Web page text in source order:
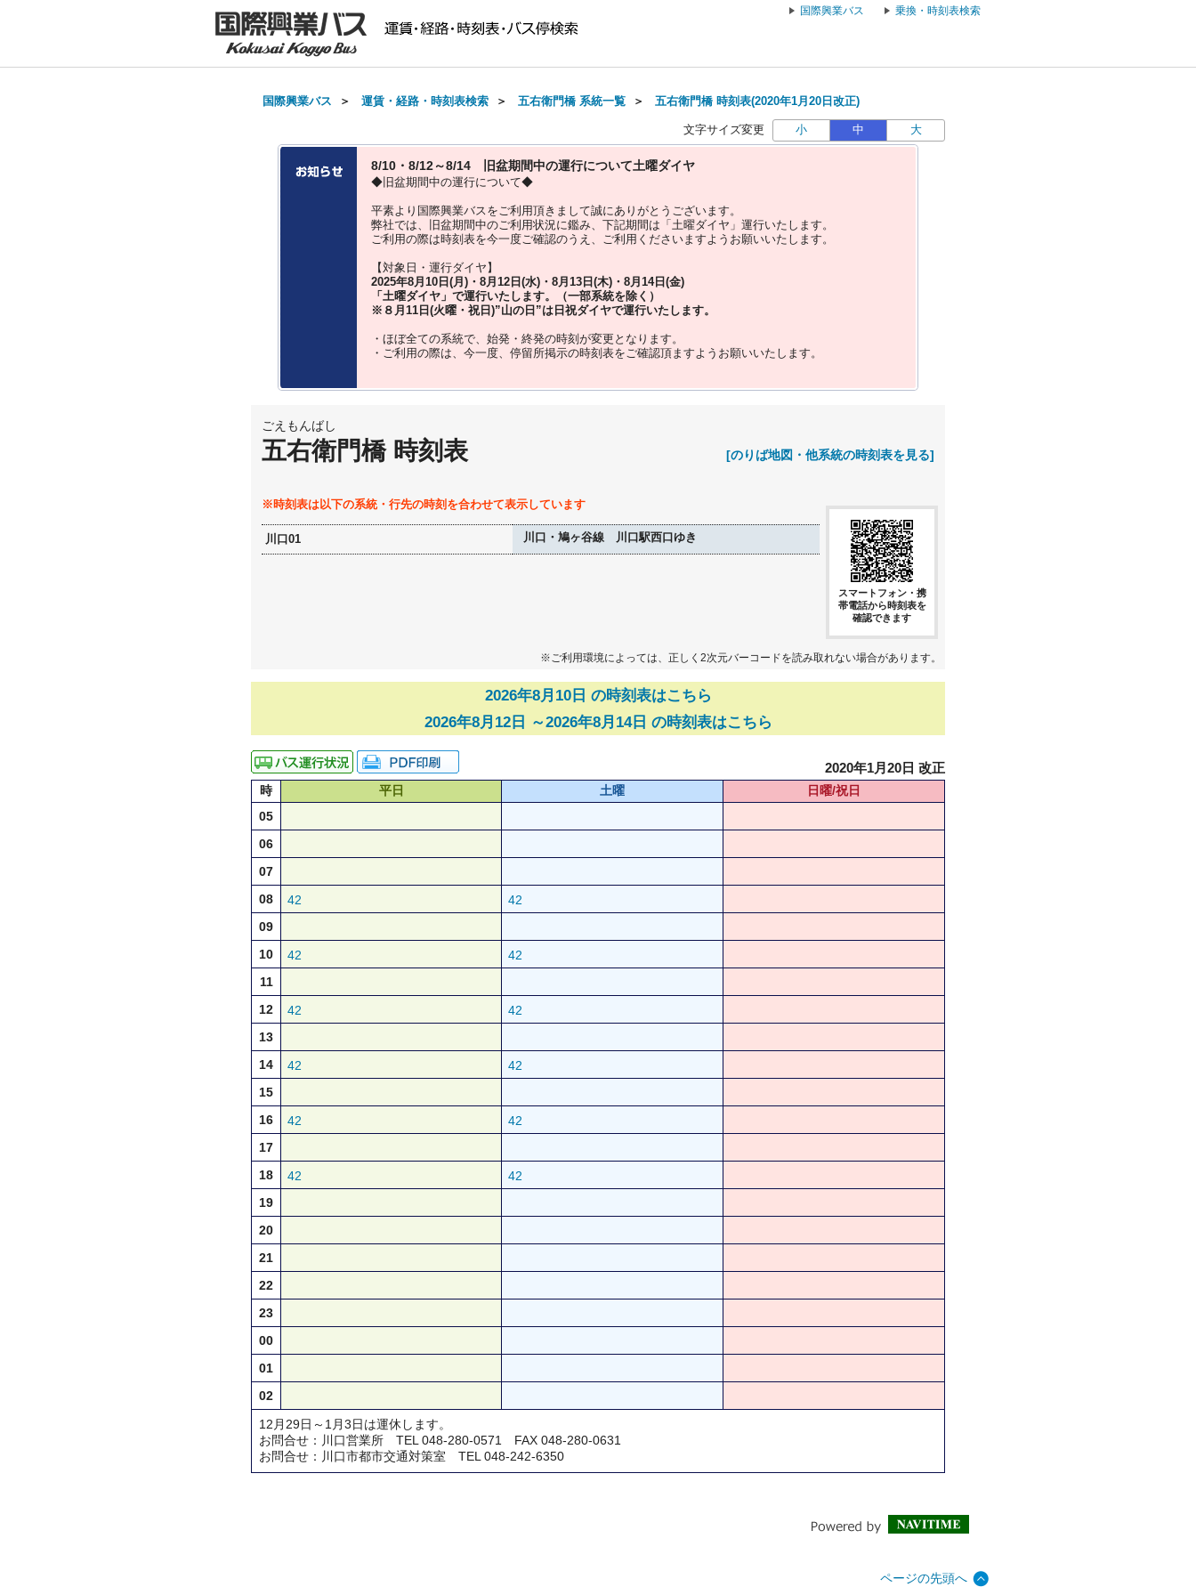
国際興業バス 乗換・時刻表検索
国際興業バス ＞ 運賃・経路・時刻表検索 ＞ 五右衛門橋 系統一覧 ＞ 五右衛門橋 時刻表(2020年1月20日改正)
文字サイズ変更 小 中 大
8/10・8/12～8/14 旧盆期間中の運行について土曜ダイヤ
◆旧盆期間中の運行について◆
平素より国際興業バスをご利用頂きまして誠にありがとうございます。
弊社では、旧盆期間中のご利用状況に鑑み、下記期間は「土曜ダイヤ」運行いたします。
ご利用の際は時刻表を今一度ご確認のうえ、ご利用くださいますようお願いいたします。
【対象日・運行ダイヤ】
2025年8月10日(月)・8月12日(水)・8月13日(木)・8月14日(金)
「土曜ダイヤ」 で運行いたします。（一部系統を除く）
※８月11日(火曜・祝日)”山の日 ”は 日祝ダイヤで運行いたします。
・ほぼ全ての系統で、始発・終発の時刻が変更となります。
・ご利用の際は、今一度、 停留所掲示の時刻表をご確認頂ますようお願いいたします。
ごえもんばし
五右衛門橋 時刻表 [のりば地図・他系統の時刻表を見る]
※時刻表は以下の系統・行先の時刻を合わせて表示しています
川口01 川口・鳩ヶ谷線 川口駅西口ゆき
スマートフォン・携
帯電話から時刻表を
確認できます
※ご利用環境によっては、正しく2次元バーコードを読み取れない場合があります。
2026年8月10日 の時刻表はこちら
2026年8月12日 ～2026年8月14日 の時刻表はこちら
2020年1月20日 改正
時 平日 土曜
日曜/祝日
05
06
07
08
42
42
09
10
42
42
11
12
42
42
13
14
42
42
15
16
42
42
17
18
42
42
19
20
21
22
23
00
01
02
12月29日～1月3日は運休します。
お問合せ：川口営業所 TEL 048-280-0571 FAX 048-280-0631
お問合せ：川口市都市交通対策室 TEL 048-242-6350
ページの先頭へ